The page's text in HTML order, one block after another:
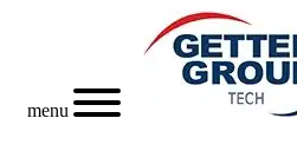
menu